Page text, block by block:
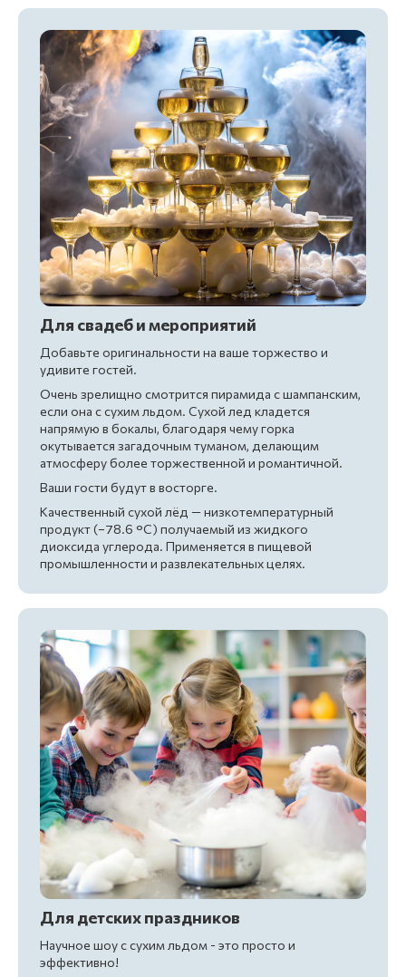
Для свадеб и мероприятий
Добавьте оригинальности на ваше торжество и
удивите гостей.
Очень зрелищно смотрится пирамида с шампанским,
если она с сухим льдом. Сухой лед кладется
напрямую в бокалы, благодаря чему горка
окутывается загадочным туманом, делающим
атмосферу более торжественной и романтичной.
Ваши гости будут в восторге.
Качественный сухой лёд — низкотемпературный
продукт (−78.6 °C) получаемый из жидкого
диоксида углерода. Применяется в пищевой
промышленности и развлекательных целях.
Для детских праздников
Научное шоу с сухим льдом - это просто и
эффективно!